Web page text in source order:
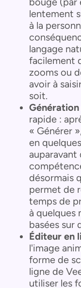
lentement
à la
langage
facilement
zooms ou
avoir à
soit.
rapide :
« Générer
en
auparavant
désormais
permet de
temps de
à quelques
basées sur
Éditeur en
l'image
forme de
ligne de
utiliser les